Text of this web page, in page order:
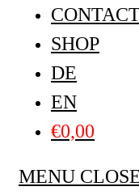
SHOP
DE
EN
€0,00
MENU